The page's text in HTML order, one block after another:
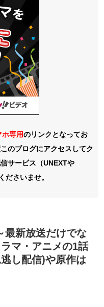
ホ専用のリンクとなってお
のブログにアクセスしてク
サービス（UNEXTや
ださいませ。
最新放送だけでな
マ・アニメの1話
し配信)や原作は